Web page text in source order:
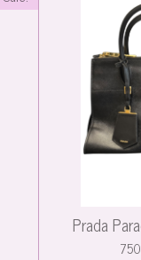
Prada